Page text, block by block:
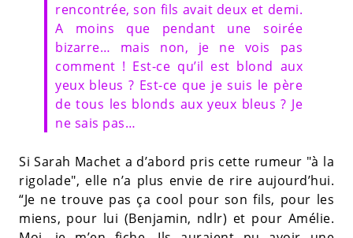
rencontrée, son fils avait deux et demi.
A moins que pendant une soirée
bizarre… mais non, je ne vois pas
comment ! Est-ce qu’il est blond aux
yeux bleus ? Est-ce que je suis le père
de tous les blonds aux yeux bleus ? Je
ne sais pas…
Si Sarah Machet a d’abord pris cette rumeur "à la
rigolade", elle n’a plus envie de rire aujourd’hui.
“Je ne trouve pas ça cool pour son fils, pour les
miens, pour lui (Benjamin, ndlr) et pour Amélie.